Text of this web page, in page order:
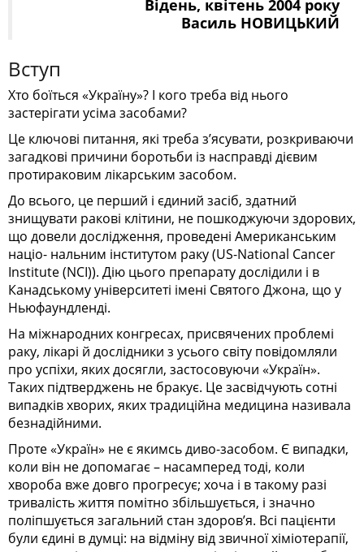
Відень, квітень 2004 року
Василь НОВИЦЬКИЙ
Вступ
Хто боїться «Україну»? І кого треба від нього
застерігати усіма засобами?
Це ключові питання, які треба з’ясувати, розкриваючи
загадкові причини боротьби із насправді дієвим
протираковим лікарським засобом.
До всього, це перший і єдиний засіб, здатний
знищувати ракові клітини, не пошкоджуючи здорових,
що довели дослідження, проведені Американським
націо- нальним інститутом раку (US-National Cancer
Institute (NCI)). Дію цього препарату дослідили і в
Канадському університеті імені Святого Джона, що у
Ньюфаундленді.
На міжнародних конгресах, присвячених проблемі
раку, лікарі й дослідники з усього світу повідомляли
про успіхи, яких досягли, застосовуючи «Україн».
Таких підтверджень не бракує. Це засвідчують сотні
випадків хворих, яких традиційна медицина називала
безнадійними.
Проте «Україн» не є якимсь диво-засобом. Є випадки,
коли він не допомагає – насамперед тоді, коли
хвороба вже довго прогресує; хоча і в такому разі
тривалість життя помітно збільшується, і значно
поліпшується загальний стан здоров’я. Всі пацієнти
були єдині в думці: на відміну від звичної хіміотерапії,